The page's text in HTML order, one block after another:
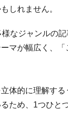
しれません。
なジャンルの
マが幅広く、
体的に理解す
ため、1つひと